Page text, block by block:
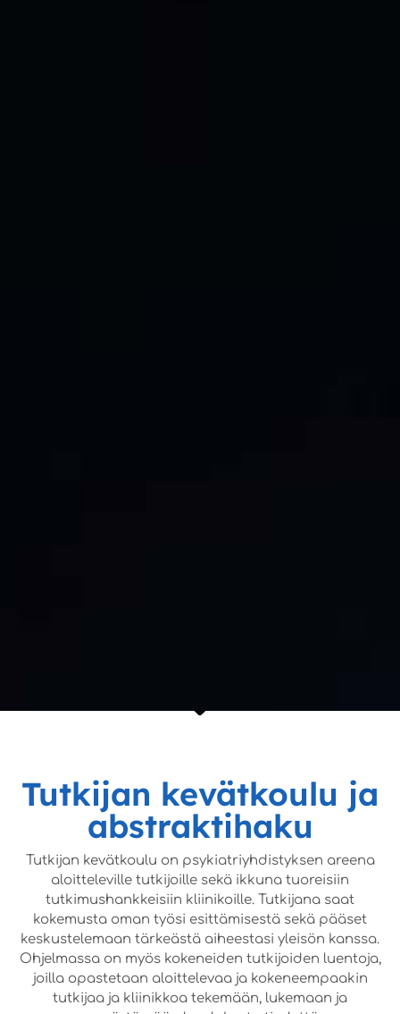
Tutkijan kevätkoulu ja
abstraktihaku
Tutkijan kevätkoulu on psykiatriyhdistyksen areena
aloitteleville tutkijoille sekä ikkuna tuoreisiin
tutkimushankkeisiin kliinikoille. Tutkijana saat
kokemusta oman työsi esittämisestä sekä pääset
keskustelemaan tärkeästä aiheestasi yleisön kanssa.
Ohjelmassa on myös kokeneiden tutkijoiden luentoja,
joilla opastetaan aloittelevaa ja kokeneempaakin
tutkijaa ja kliinikkoa tekemään, lukemaan ja